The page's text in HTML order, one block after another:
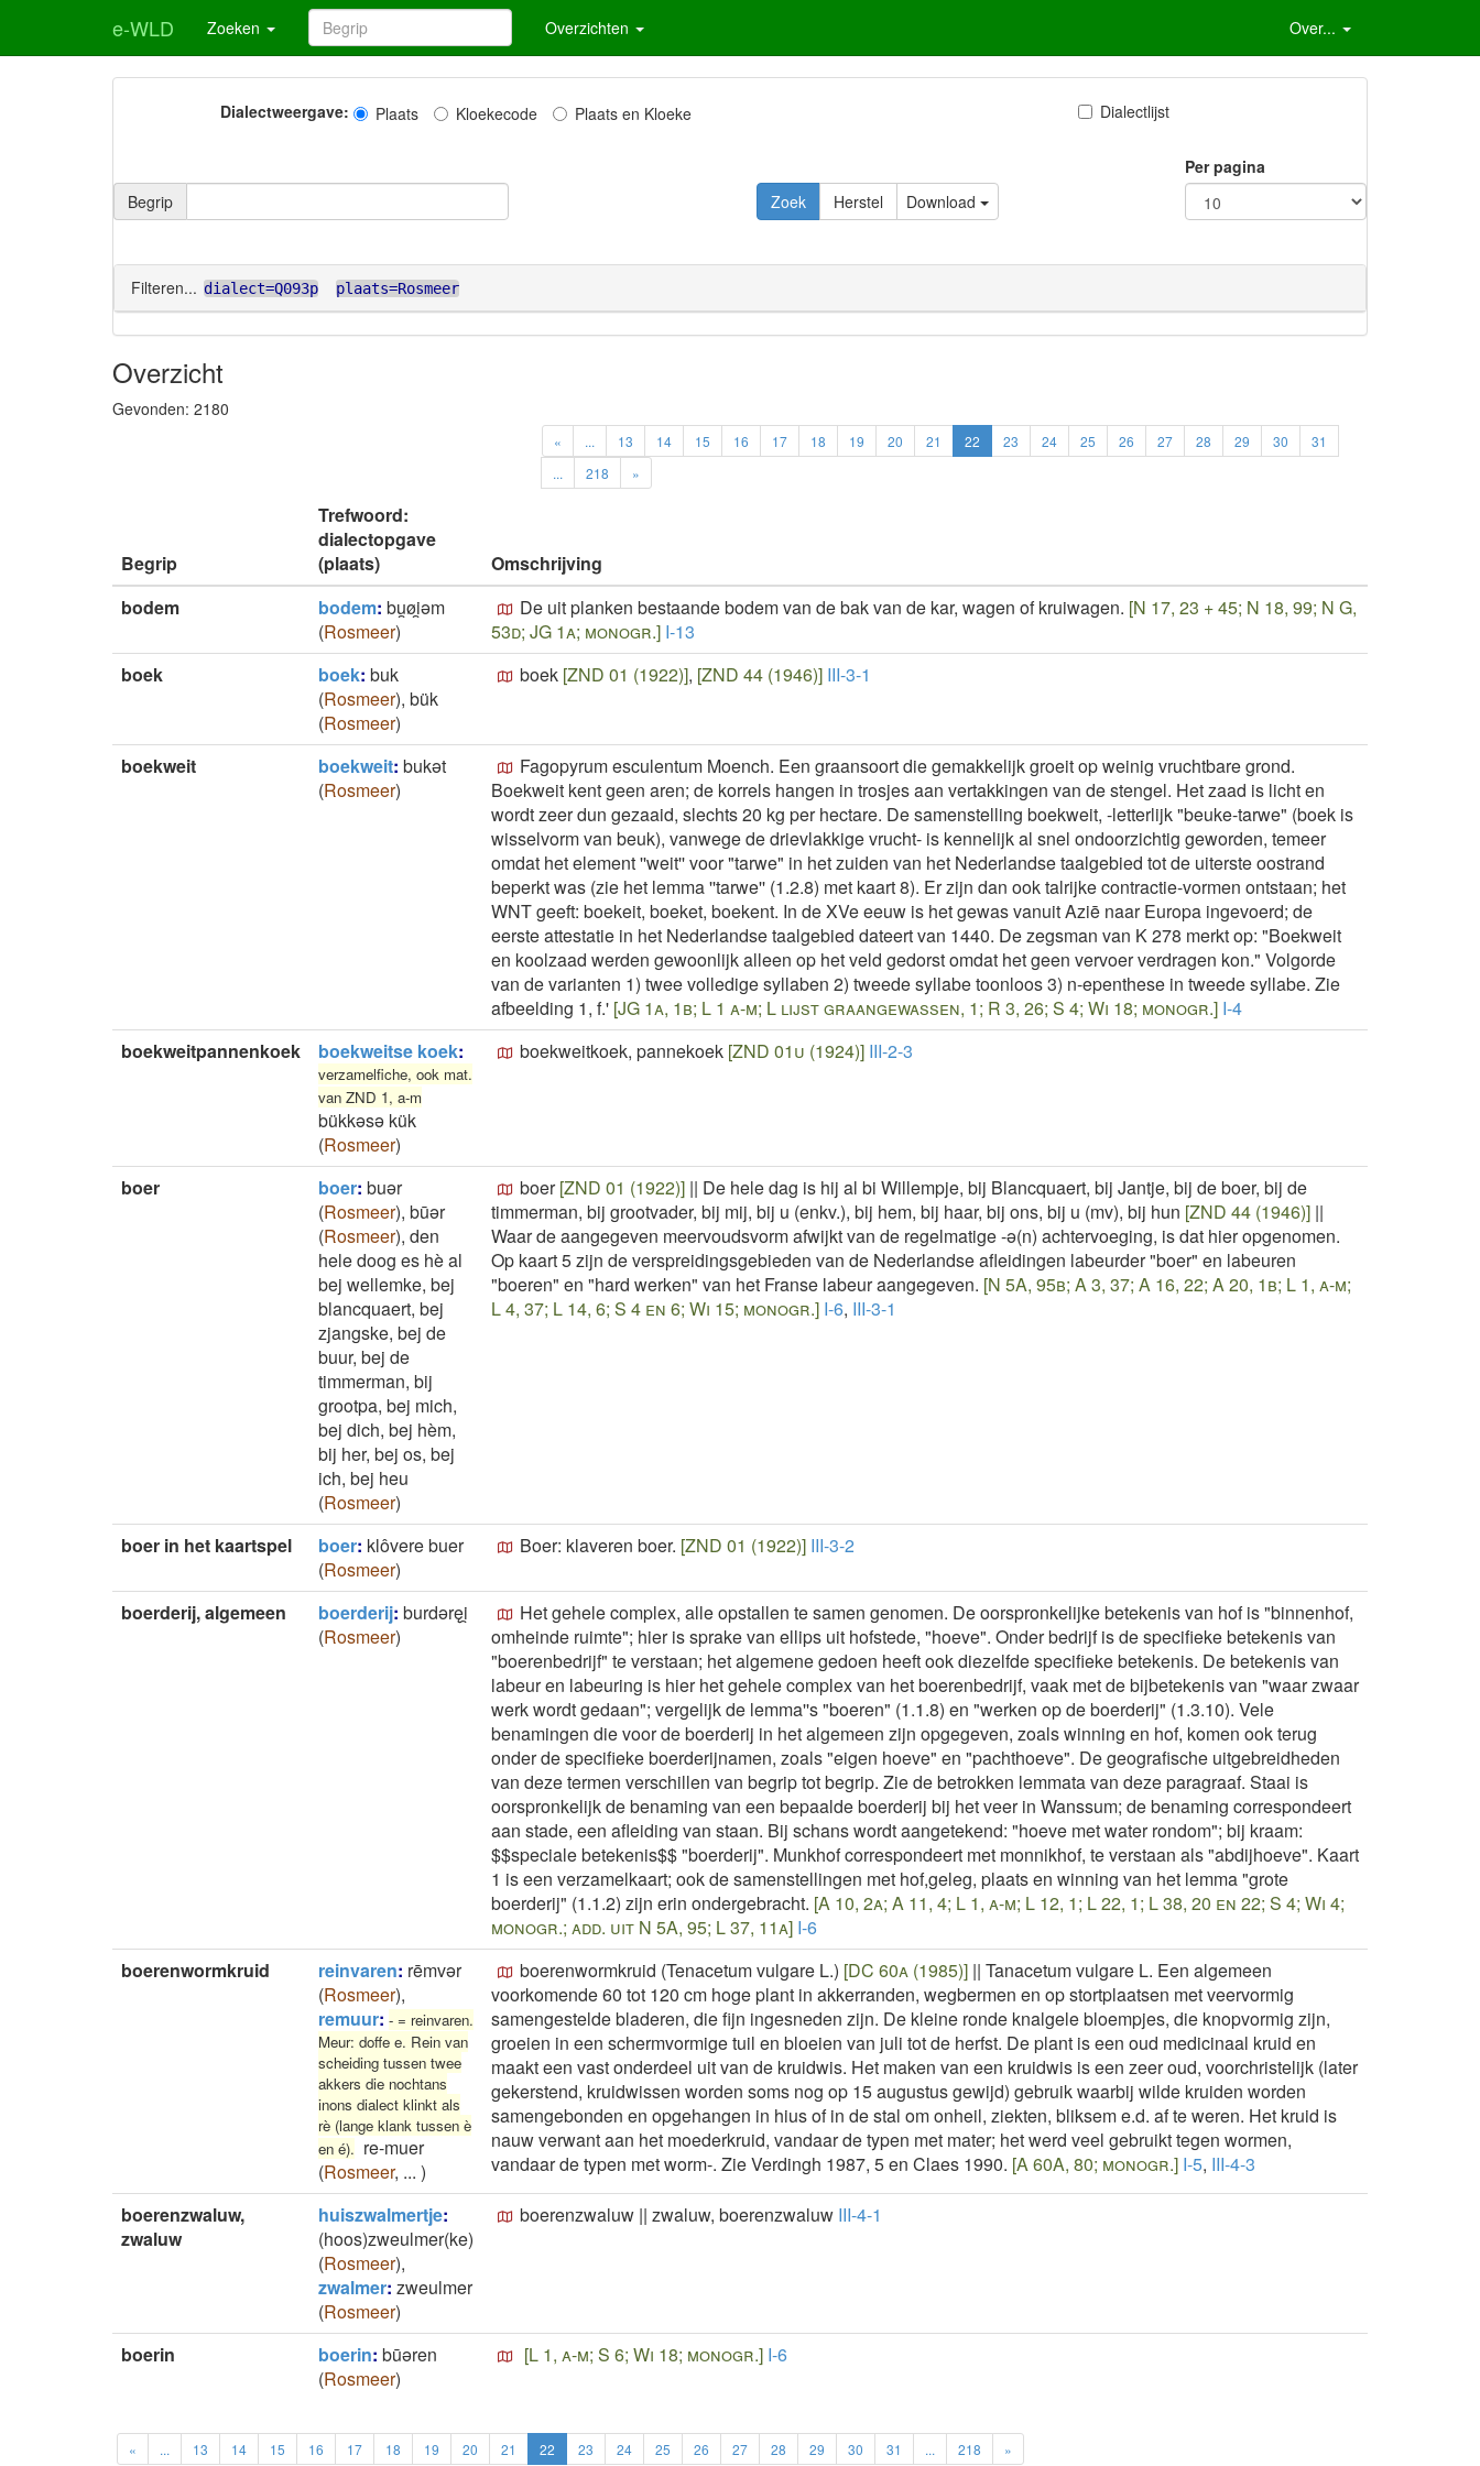
e-WLD Zoeken Overzichten Over...
Dialectweergave: Plaats Kloekecode Plaats en Kloeke Dialectlijst
Begrip Zoek Herstel Download
Per pagina
Filteren... dialect=Q093p plaats=Rosmeer
Overzicht
Gevonden: 2180
« ... 13 14 15 16 17 18 19 20 21 22 23 24 25 26 27 28 29 30
31
...
218 »
Begrip
Trefwoord:
dialectopgave
(plaats)
Omschrijving
bodem
bodem: bu̯øi̯ǝm
(Rosmeer)
De uit planken bestaande bodem van de bak van de kar, wagen of kruiwagen. [N 17, 23 + 45; N 18, 99; N G,
53d; JG 1a; monogr.] I-13
boek
boek: buk
(Rosmeer), bük
(Rosmeer)
boek [ZND 01 (1922)], [ZND 44 (1946)] III-3-1
boekweit boekweit: bukǝt
(Rosmeer)
Fagopyrum esculentum Moench. Een graansoort die gemakkelijk groeit op weinig vruchtbare grond.
Boekweit kent geen aren; de korrels hangen in trosjes aan vertakkingen van de stengel. Het zaad is licht en
wordt zeer dun gezaaid, slechts 20 kg per hectare. De samenstelling boekweit, -letterlijk "beuke-tarwe" (boek is
wisselvorm van beuk), vanwege de drievlakkige vrucht- is kennelijk al snel ondoorzichtig geworden, temeer
omdat het element ''weit'' voor "tarwe" in het zuiden van het Nederlandse taalgebied tot de uiterste oostrand
beperkt was (zie het lemma ''tarwe'' (1.2.8) met kaart 8). Er zijn dan ook talrijke contractie-vormen ontstaan; het
WNT geeft: boekeit, boeket, boekent. In de XVe eeuw is het gewas vanuit Aziē naar Europa ingevoerd; de
eerste attestatie in het Nederlandse taalgebied dateert van 1440. De zegsman van K 278 merkt op: "Boekweit
en koolzaad werden gewoonlijk alleen op het veld gedorst omdat het geen vervoer verdragen kon." Volgorde
van de varianten 1) twee volledige syllaben 2) tweede syllabe toonloos 3) n-epenthese in tweede syllabe. Zie
afbeelding 1, f.' [JG 1a, 1b; L 1 a-m; L lijst graangewassen, 1; R 3, 26; S 4; Wi 18; monogr.] I-4
boekweitpannenkoek
boekweitse koek:
verzamelfiche, ook mat.
van ZND 1, a-m
bükkəsə kük
(Rosmeer)
boekweitkoek, pannekoek [ZND 01u (1924)] III-2-3
boer boer: buər
(Rosmeer), būǝr
(Rosmeer), den
hele doog es hè al
bej wellemke, bej
blancquaert, bej
zjangske, bej de
buur, bej de
timmerman, bij
grootpa, bej mich,
bej dich, bej hèm,
bij her, bej os, bej
ich, bej heu
(Rosmeer)
boer[ZND 01 (1922)] || De hele dag is hij al bi Willempje, bij Blancquaert, bij Jantje, bij de boer, bij de
timmerman, bij grootvader, bij mij, bij u (enkv.), bij hem, bij haar, bij ons, bij u (mv), bij hun [ZND 44 (1946)] ||
Waar de aangegeven meervoudsvorm afwijkt van de regelmatige -ǝ(n) achtervoeging, is dat hier opgenomen.
Op kaart 5 zijn de verspreidingsgebieden van de Nederlandse afleidingen labeurder "boer" en labeuren
"boeren" en "hard werken" van het Franse labeur aangegeven. [N 5A, 95b; A 3, 37; A 16, 22; A 20, 1b; L 1, a-m;
L 4, 37; L 14, 6; S 4 en 6; Wi 15; monogr.] I-6, III-3-1
boer in het kaartspel boer: klôvere buer
(Rosmeer)
Boer: klaveren boer. [ZND 01 (1922)] III-3-2
boerderij, algemeen boerderij: burdǝręi̯
(Rosmeer)
Het gehele complex, alle opstallen te samen genomen. De oorspronkelijke betekenis van hof is "binnenhof,
omheinde ruimte"; hier is sprake van ellips uit hofstede, "hoeve". Onder bedrijf is de specifieke betekenis van
"boerenbedrijf" te verstaan; het algemene gedoen heeft ook diezelfde specifieke betekenis. De betekenis van
labeur en labeuring is hier het gehele complex van het boerenbedrijf, vaak met de bijbetekenis van "waar zwaar
werk wordt gedaan"; vergelijk de lemma''s "boeren" (1.1.8) en "werken op de boerderij" (1.3.10). Vele
benamingen die voor de boerderij in het algemeen zijn opgegeven, zoals winning en hof, komen ook terug
onder de specifieke boerderijnamen, zoals "eigen hoeve" en "pachthoeve". De geografische uitgebreidheden
van deze termen verschillen van begrip tot begrip. Zie de betrokken lemmata van deze paragraaf. Staai is
oorspronkelijk de benaming van een bepaalde boerderij bij het veer in Wanssum; de benaming correspondeert
aan stade, een afleiding van staan. Bij schans wordt aangetekend: "hoeve met water rondom"; bij kraam:
$$speciale betekenis$$ "boerderij". Munkhof correspondeert met monnikhof, te verstaan als "abdijhoeve". Kaart
1 is een verzamelkaart; ook de samenstellingen met hof,geleg, plaats en winning van het lemma "grote
boerderij" (1.1.2) zijn erin ondergebracht. [A 10, 2a; A 11, 4; L 1, a-m; L 12, 1; L 22, 1; L 38, 20 en 22; S 4; Wi 4;
monogr.; add. uit N 5A, 95; L 37, 11a] I-6
boerenwormkruid
reinvaren: rēmvǝr
(Rosmeer),
remuur: - = reinvaren.
Meur: doffe e. Rein van
scheiding tussen twee
akkers die nochtans
inons dialect klinkt als
rè (lange klank tussen è
en é). re-muer
(Rosmeer, ... )
boerenwormkruid (Tenacetum vulgare L.) [DC 60a (1985)] || Tanacetum vulgare L. Een algemeen
voorkomende 60 tot 120 cm hoge plant in akkerranden, wegbermen en op stortplaatsen met veervormig
samengestelde bladeren, die fijn ingesneden zijn. De kleine ronde knalgele bloempjes, die knopvormig zijn,
groeien in een schermvormige tuil en bloeien van juli tot de herfst. De plant is een oud medicinaal kruid en
maakt een vast onderdeel uit van de kruidwis. Het maken van een kruidwis is een zeer oud, voorchristelijk (later
gekerstend, kruidwissen worden soms nog op 15 augustus gewijd) gebruik waarbij wilde kruiden worden
samengebonden en opgehangen in hius of in de stal om onheil, ziekten, bliksem e.d. af te weren. Het kruid is
nauw verwant aan het moederkruid, vandaar de typen met mater; het werd veel gebruikt tegen wormen,
vandaar de typen met worm-. Zie Verdingh 1987, 5 en Claes 1990. [A 60A, 80; monogr.] I-5, III-4-3
boerenzwaluw,
zwaluw
huiszwalmertje:
(hoos)zweulmer(ke)
(Rosmeer),
zwalmer: zweulmer
(Rosmeer)
boerenzwaluw || zwaluw, boerenzwaluw III-4-1
boerin boerin: būǝren
(Rosmeer)
[L 1, a-m; S 6; Wi 18; monogr.] I-6
« ... 13 14 15 16 17 18 19 20 21 22 23 24 25 26 27 28 29 30 31 ... 218 »